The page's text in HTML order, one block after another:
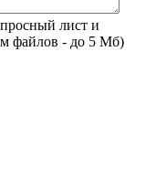
лист и
файлов - до 5 Мб)